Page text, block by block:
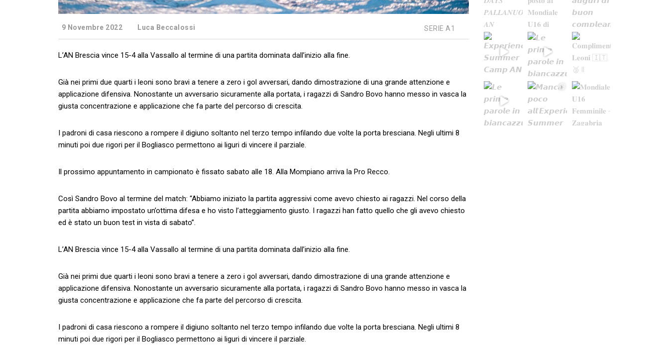
9 Novembre 2022 Luca Beccalossi SERIE A1
L’AN Brescia vince 15-4 alla Vassallo al termine di una partita dominata dall’inizio alla fine.
Già nei primi due quarti i leoni sono bravi a tenere a zero i gol avversari, dando dimostrazione di una grande attenzione e
applicazione difensiva. Nonostante un avversario sicuramente alla portata, i ragazzi di Sandro Bovo hanno messo in vasca la
giusta concentrazione e applicazione che fa parte del percorso di crescita.
I padroni di casa riescono a rompere il digiuno soltanto nel terzo tempo infilando due volte la porta bresciana. Negli ultimi 8
minuti poi due rigori per il Bogliasco permettono ai liguri di vincere il parziale.
Il prossimo appuntamento in campionato è fissato sabato alle 18. Alla Mompiano arriva la Pro Recco.
Così Sandro Bovo al termine del match: “Abbiamo iniziato la partita aggressivi come avevo chiesto ai ragazzi. Nel corso della
partita abbiamo impostato un’ottima difesa e ho visto l’atteggiamento giusto. I ragazzi han fatto quello che gli avevo chiesto
ed è stato un buon test in vista di sabato”.
L’AN Brescia vince 15-4 alla Vassallo al termine di una partita dominata dall’inizio alla fine.
Già nei primi due quarti i leoni sono bravi a tenere a zero i gol avversari, dando dimostrazione di una grande attenzione e
applicazione difensiva. Nonostante un avversario sicuramente alla portata, i ragazzi di Sandro Bovo hanno messo in vasca la
giusta concentrazione e applicazione che fa parte del percorso di crescita.
I padroni di casa riescono a rompere il digiuno soltanto nel terzo tempo infilando due volte la porta bresciana. Negli ultimi 8
minuti poi due rigori per il Bogliasco permettono ai liguri di vincere il parziale.